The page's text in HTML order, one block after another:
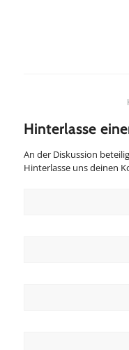
Hinterlasse
An der Diskussion
Hinterlasse uns deinen